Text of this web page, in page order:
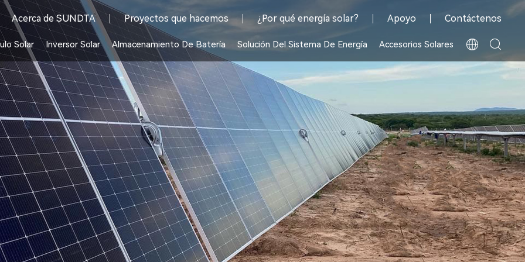
Acerca de SUNDTA Proyectos que hacemos ¿Por qué energía solar? Apoyo Contáctenos
Solar Inversor Solar Almacenamiento De Batería Solución Del Sistema De Energía Accesorios Solares